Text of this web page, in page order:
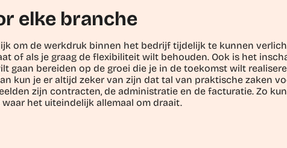
elke branche
om de werkdruk binnen het bedrijf tijdelijk te kunnen
of als je graag de flexibiliteit wilt behouden. Ook is het
gaan bereiden op de groei die je in de toekomst wilt
kun je er altijd zeker van zijn dat tal van praktische zaken
zijn contracten, de administratie en de facturatie. Zo
het uiteindelijk allemaal om draait.